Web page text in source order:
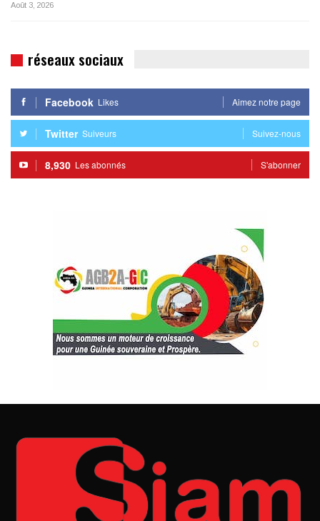
Août 3, 2026
réseaux sociaux
Facebook Likes Aimez notre page
Twitter Suiveurs Suivez-nous
8,930 Les abonnés S'abonner